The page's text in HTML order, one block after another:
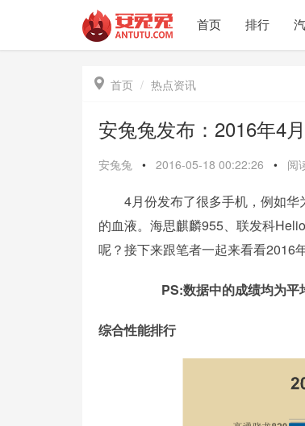
首页 排行
 首页 热点资讯
安兔兔发布：2016年4
安兔兔 • 2016-05-18 00:22:26 • 阅
4月份发布了很多手机，例如华
的血液。海思麒麟955、联发科
呢？接下来跟笔者一起来看看2016
PS:数据中的成绩均为平
综合性能排行